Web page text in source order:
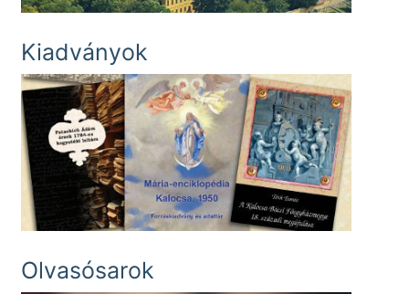
Kiadványok
Olvasósarok